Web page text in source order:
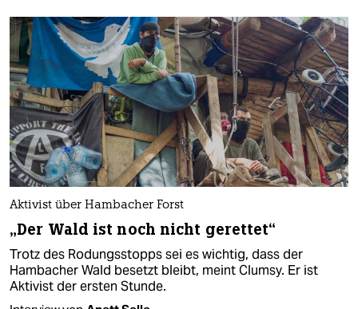
Aktivist über Hambacher Forst
„Der Wald ist noch nicht gerettet“
Trotz des Rodungsstopps sei es wichtig, dass der
Hambacher Wald besetzt bleibt, meint Clumsy. Er ist
Aktivist der ersten Stunde.